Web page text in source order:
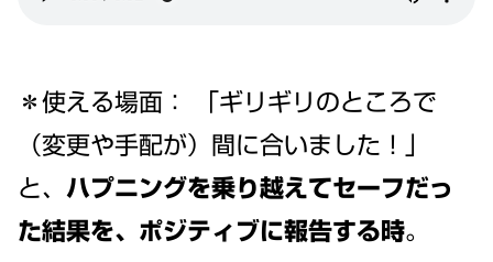
＊使える場面： 「ギリギリのところで
（変更や手配が）間に合いました！」
と、 ハプニングを乗り越えてセーフだっ
た結果を、ポジティブに報告する時。